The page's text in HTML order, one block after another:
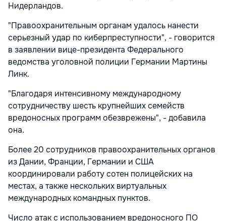
Нидерландов.
"Правоохранительным органам удалось нанести
серьезный удар по киберпреступности", - говорится
в заявлении вице-президента Федерального
ведомства уголовной полиции Германии Мартины
Линк.
"Благодаря интенсивному международному
сотрудничеству шесть крупнейших семейств
вредоносных программ обезврежены", - добавила
она.
Более 20 сотрудников правоохранительных органов
из Дании, Франции, Германии и США
координировали работу сотен полицейских на
местах, а также нескольких виртуальных
международных командных пунктов.
Число атак с использованием вредоносного ПО